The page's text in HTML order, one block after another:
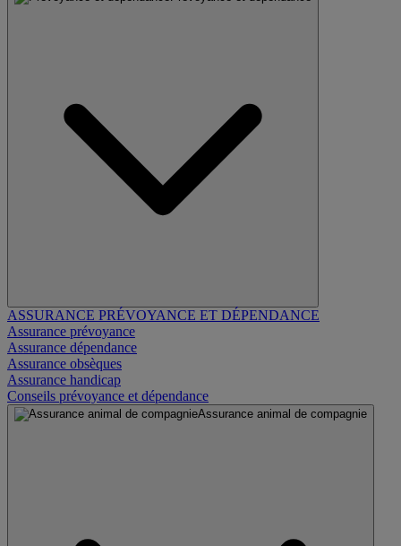
ASSURANCE PRÉVOYANCE ET DÉPENDANCE
Assurance prévoyance
Assurance dépendance
Assurance obsèques
Assurance handicap
Conseils prévoyance et dépendance
Assurance animal de compagnie